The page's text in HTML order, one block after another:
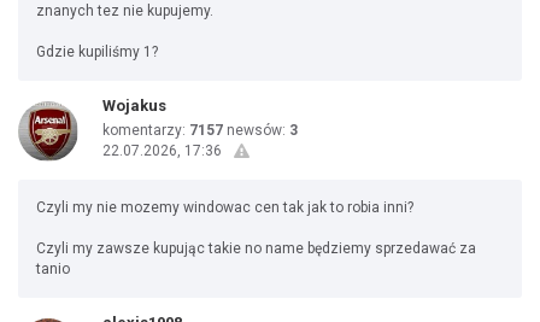
znanych tez nie kupujemy.
Gdzie kupiliśmy 1?
Wojakus
komentarzy: 7157 newsów: 3
22.07.2026, 17:36
Czyli my nie mozemy windowac cen tak jak to robia inni?
Czyli my zawsze kupując takie no name będziemy sprzedawać za
tanio